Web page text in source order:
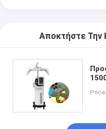
Αποκτήστε Την
Price